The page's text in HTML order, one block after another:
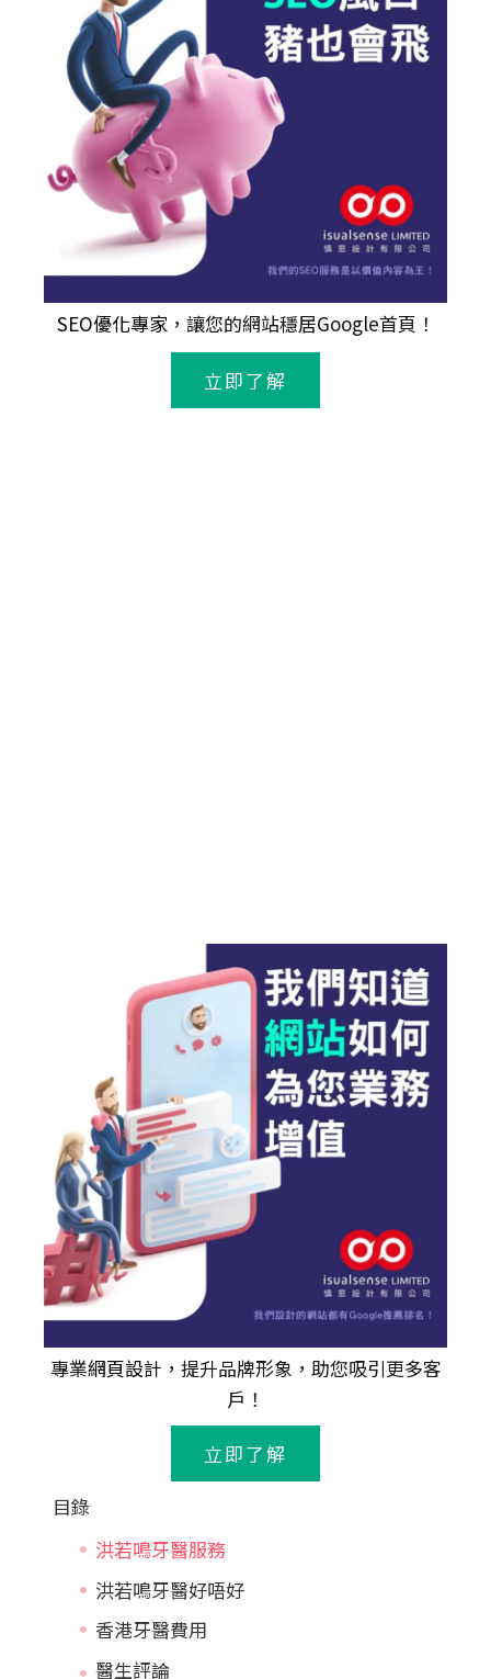
SEO優化專家，讓您的網站穩居Google首頁！
立即了解
專業網頁設計 ，提升品牌形象，助您吸引更多客
戶！
立即了解
目錄
洪若鳴牙醫服務
洪若鳴牙醫好唔好
香港牙醫費用